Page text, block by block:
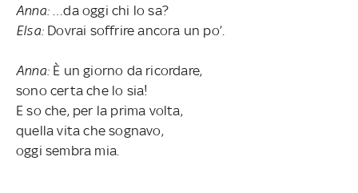
Anna:…da oggi chi lo sa?
Elsa:Dovrai soffrire ancora un po’.
Anna:È un giorno da ricordare,
sono certa che lo sia!
E so che, per la prima volta,
quella vita che sognavo,
oggi sembra mia.